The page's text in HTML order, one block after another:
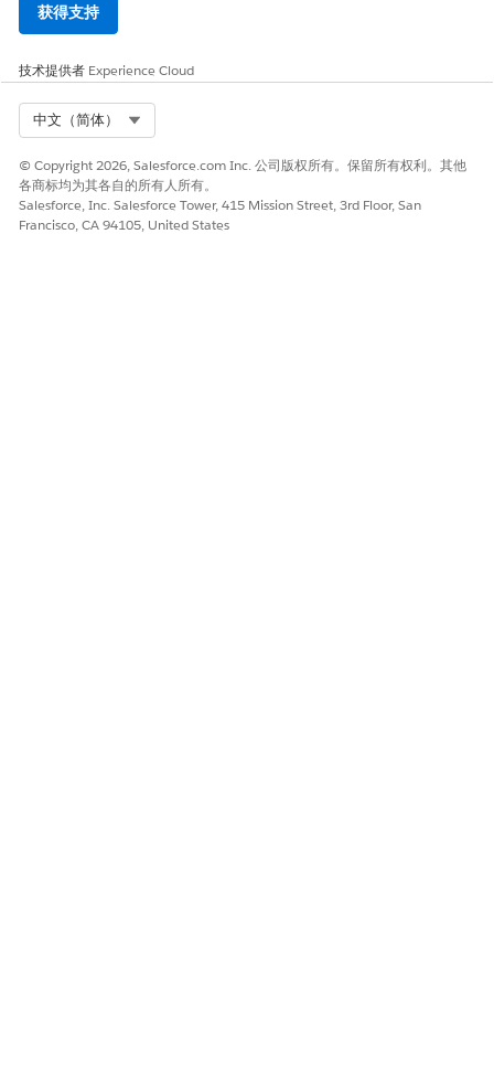
获得支持
技术提供者 Experience Cloud
中文（简体）
© Copyright 2026, Salesforce.com Inc. 公司版权所有。保留所有权利。其他
各商标均为其各自的所有人所有。
Salesforce, Inc. Salesforce Tower, 415 Mission Street, 3rd Floor, San
Francisco, CA 94105, United States